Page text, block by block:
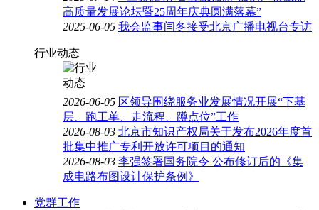
高质量发展论坛暨25周年庆典圆满落幕”
2025-06-05 我会监事闫冬接受北京广播电视台专访
行业动态
2026-06-05 区领导围绕服务业发展情况开展“下基
层、跑工单、走流程、蹲点位”工作
2026-08-03 北京市知识产权局关于发布2026年度首
批集中推广专利开放许可项目的通知
2026-08-03 李强签署国务院令 公布修订后的《集
成电路布图设计保护条例》
党群工作